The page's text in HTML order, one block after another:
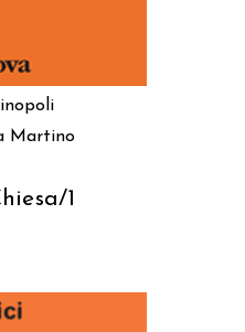
Martino
1